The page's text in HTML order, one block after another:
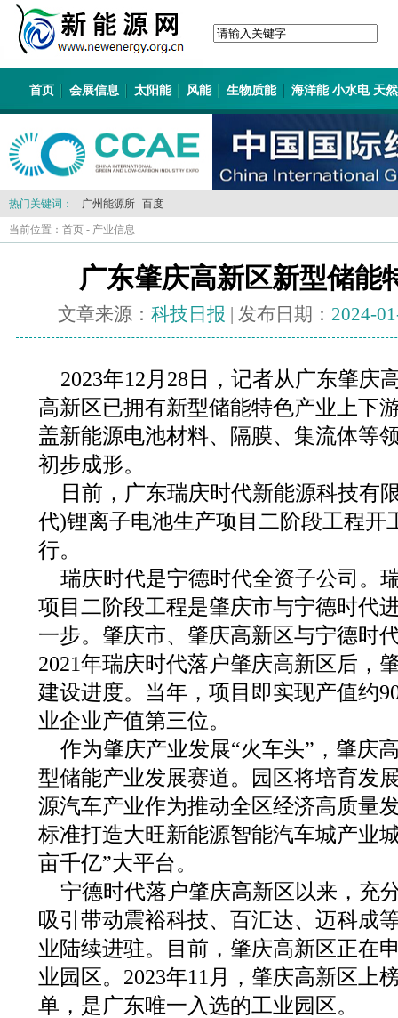
首页 会展信息 太阳能 风能 生物质能 海洋能 小水电 天
热门关键词： 广州能源所 百度
当前位置： 首页 - 产业信息
广东肇庆高新区新型储能
文章来源： 科技日报 | 发布日期： 2024-
2023年12月28日，记者从广东肇庆
高新区已拥有新型储能特色产业上下
盖新能源电池材料、隔膜、集流体等
初步成形。
日前，广东瑞庆时代新能源科技有
代)锂离子电池生产项目二阶段工程开
行。
瑞庆时代是宁德时代全资子公司。
项目二阶段工程是肇庆市与宁德时代
一步。肇庆市、肇庆高新区与宁德时
2021年瑞庆时代落户肇庆高新区后，
建设进度。当年，项目即实现产值约
业企业产值第三位。
作为肇庆产业发展“火车头”，肇庆
型储能产业发展赛道。园区将培育发
源汽车产业作为推动全区经济高质量
标准打造大旺新能源智能汽车城产业
亩千亿”大平台。
宁德时代落户肇庆高新区以来，充
吸引带动震裕科技、百汇达、迈科成
业陆续进驻。目前，肇庆高新区正在
业园区。2023年11月，肇庆高新区上
单，是广东唯一入选的工业园区。